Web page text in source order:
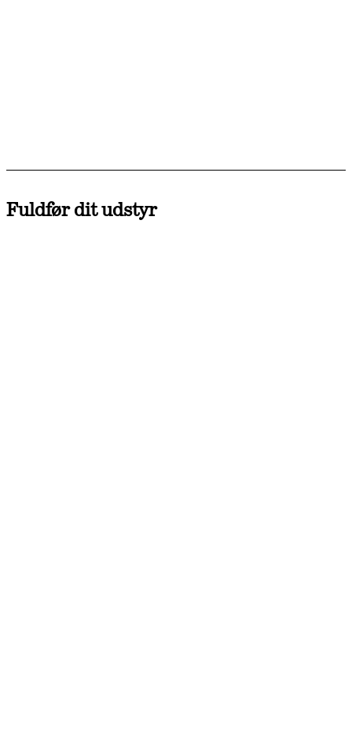
Fuldfør dit udstyr